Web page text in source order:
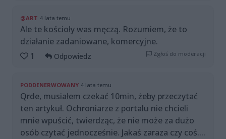
@ART 4 lata temu
Ale te kościoły was męczą. Rozumiem, że to
działanie zadaniowane, komercyjne.
1
Odpowiedz Zgłoś do moderacji
PODDENERWOWANY 4 lata temu
Qrde, musiałem czekać 10min, żeby przeczytać
ten artykuł. Ochroniarze z portalu nie chcieli
mnie wpuścić, twierdząc, że nie może za dużo
osób czytać jednocześnie. Jakaś zaraza czy coś....